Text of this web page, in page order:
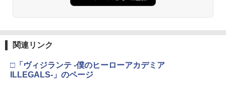
関連リンク
□「ヴィジランテ -僕のヒーローアカデミア
ILLEGALS-」のページ